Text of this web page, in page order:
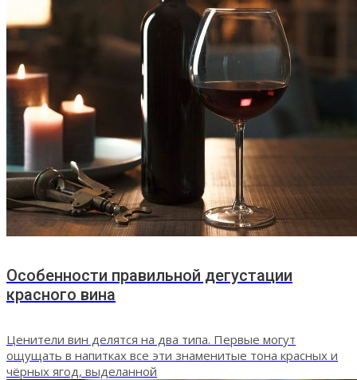
Особенности правильной дегустации
красного вина
Ценители вин делятся на два типа. Первые могут
ощущать в напитках все эти знаменитые тона красных и
чёрных ягод, выделанной